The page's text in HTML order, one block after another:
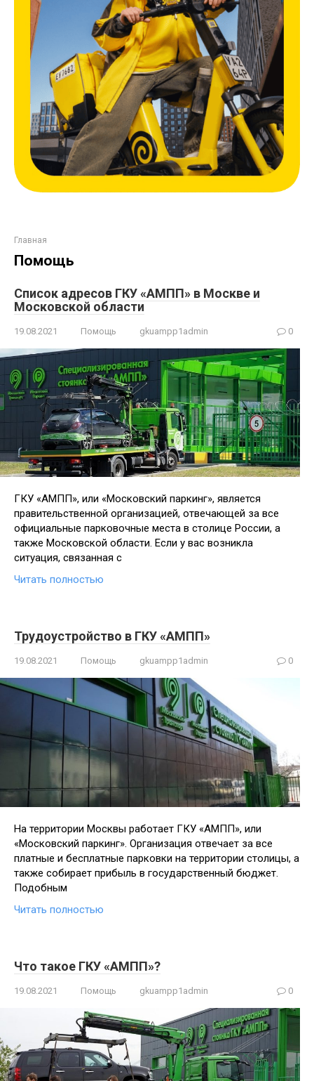
Главная
Помощь
Список адресов ГКУ «АМПП» в Москве и
Московской области
19.08.2021 Помощь gkuampp1admin 0
ГКУ «АМПП», или «Московский паркинг», является
правительственной организацией, отвечающей за все
официальные парковочные места в столице России, а
также Московской области. Если у вас возникла
ситуация, связанная с
Читать полностью
Трудоустройство в ГКУ «АМПП»
19.08.2021 Помощь gkuampp1admin 0
На территории Москвы работает ГКУ «АМПП», или
«Московский паркинг». Организация отвечает за все
платные и бесплатные парковки на территории столицы, а
также собирает прибыль в государственный бюджет.
Подобным
Читать полностью
Что такое ГКУ «АМПП»?
19.08.2021 Помощь gkuampp1admin 0